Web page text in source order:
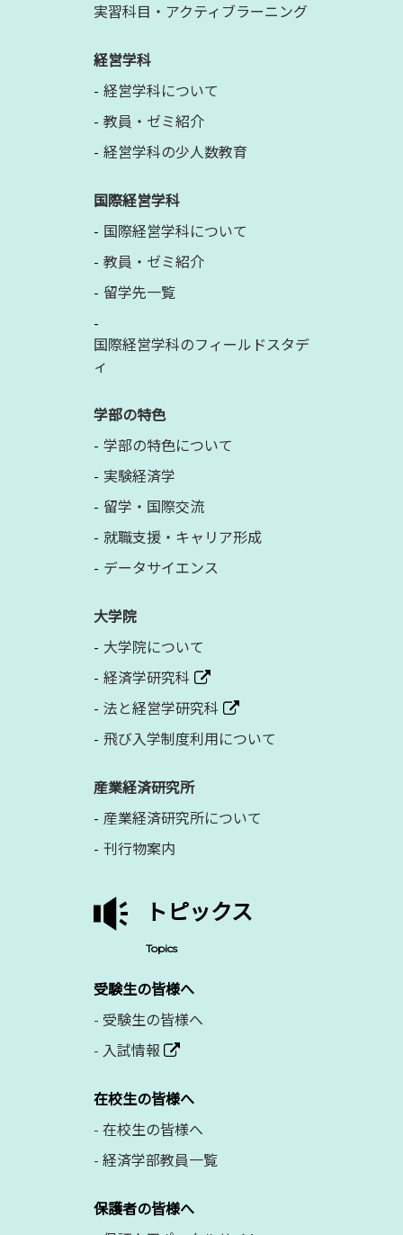
実習科目・アクティブラーニング
経営学科
経営学科について
教員・ゼミ紹介
経営学科の少人数教育
国際経営学科
国際経営学科について
教員・ゼミ紹介
留学先一覧
国際経営学科のフィールドスタデ
ィ
学部の特色
学部の特色について
実験経済学
留学・国際交流
就職支援・キャリア形成
データサイエンス
大学院
大学院について
経済学研究科
法と経営学研究科
飛び入学制度利用について
産業経済研究所
産業経済研究所について
刊行物案内
トピックス
Topics
受験生の皆様へ
- 受験生の皆様へ
- 入試情報
在校生の皆様へ
- 在校生の皆様へ
- 経済学部教員一覧
保護者の皆様へ